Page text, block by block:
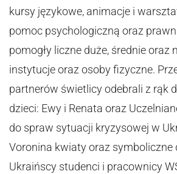
kursy językowe, animacje i
pomoc psychologiczną oraz
pomogły liczne duże, średnie oraz
instytucje oraz osoby fizyczne.
partnerów świetlicy odebrali z rąk
dzieci: Ewy i Renata oraz
do spraw sytuacji kryzysowej w
Voronina kwiaty oraz symboliczne
Ukraińscy studenci i pracownicy